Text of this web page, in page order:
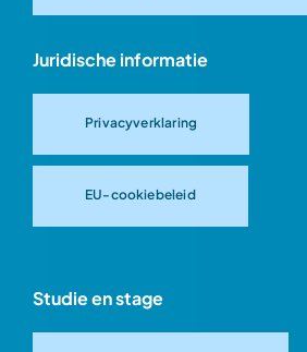
Juridische informatie
Privacyverklaring
EU-cookiebeleid
Studie en stage